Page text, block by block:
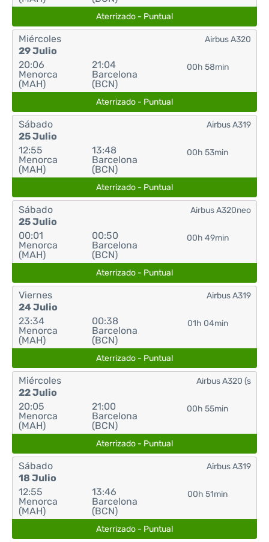
Aterrizado - Puntual
Miércoles
29 Julio
20:06
Menorca
(MAH)
21:04
Barcelona
(BCN)
00h 58min
Airbus A320
Aterrizado - Puntual
Sábado
25 Julio
12:55
Menorca
(MAH)
13:48
Barcelona
(BCN)
00h 53min
Airbus A319
Aterrizado - Puntual
Sábado
25 Julio
00:01
Menorca
(MAH)
00:50
Barcelona
(BCN)
00h 49min
Airbus A320neo
Aterrizado - Puntual
Viernes
24 Julio
23:34
Menorca
(MAH)
00:38
Barcelona
(BCN)
01h 04min
Airbus A319
Aterrizado - Puntual
Miércoles
22 Julio
20:05
Menorca
(MAH)
21:00
Barcelona
(BCN)
00h 55min
Airbus A320 (s
Aterrizado - Puntual
Sábado
18 Julio
12:55
Menorca
(MAH)
13:46
Barcelona
(BCN)
00h 51min
Airbus A319
Aterrizado - Puntual